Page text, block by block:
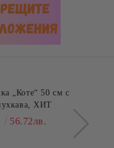
„Коте“ 50 см с
ХИТ
56.72лв.